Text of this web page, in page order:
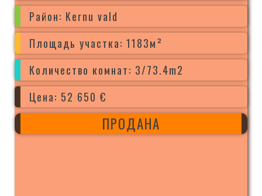
Район: Kernu vald
Площадь участка: 1183м²
Количество комнат: 3/73.4m2
Цена: 52 650 €
ПРОДАНА